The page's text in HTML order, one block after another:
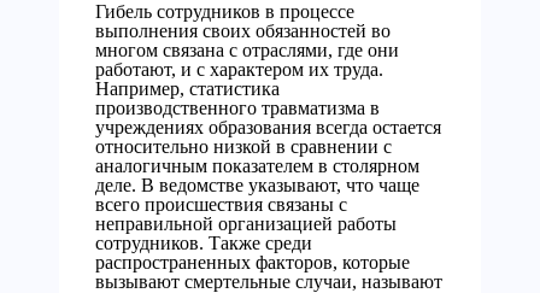
Гибель сотрудников в процессе
выполнения своих обязанностей во
многом связана с отраслями, где они
работают, и с характером их труда.
Например, статистика
производственного травматизма в
учреждениях образования всегда остается
относительно низкой в сравнении с
аналогичным показателем в столярном
деле. В ведомстве указывают, что чаще
всего происшествия связаны с
неправильной организацией работы
сотрудников. Также среди
распространенных факторов, которые
вызывают смертельные случаи, называют